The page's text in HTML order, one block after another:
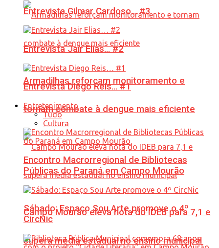
Armadilhas reforçam monitoramento e
tornam combate à dengue mais eficiente
Campo Mourão eleva nota do IDEB para 7,1 e
supera média estadual no ensino municipal
Entrevista Gilmar Cardoso… #3
Entrevista Jair Elias… #2
Entrevista Diego Reis… #1
Entretenimento
Tudo
Cultura
Encontro Macrorregional de Bibliotecas
Públicas do Paraná em Campo Mourão
Sábado: Espaço Sou Arte promove o 4º
CircNic